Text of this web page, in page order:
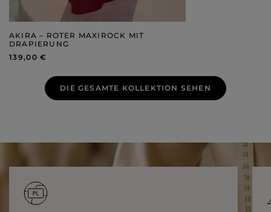
AKIRA – ROTER MAXIROCK MIT
DRAPIERUNG
139,00 €
DIE GESAMTE KOLLEKTION SEHEN